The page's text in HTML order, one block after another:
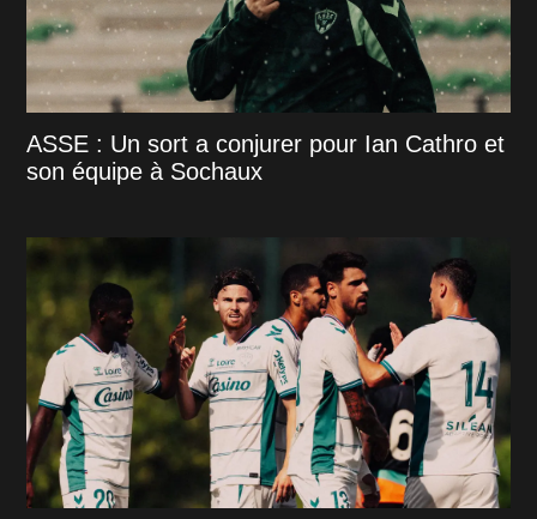
ASSE : Un sort a conjurer pour Ian Cathro et
son équipe à Sochaux